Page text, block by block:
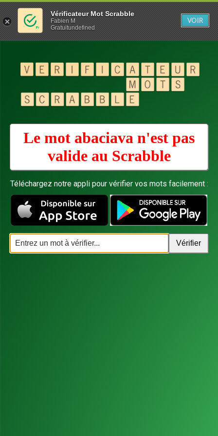
Le mot abaciava n'est pas
valide au Scrabble
Téléchargez notre appli pour vérifier vos mots facilement :
Vérificateur Mot Scrabble
Fabien M
Gratuitundefined
VOIR